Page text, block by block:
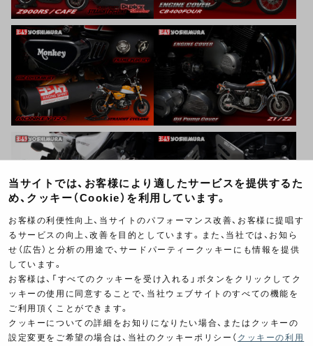
当サイトでは、お客様により適したサービスを提供するた
め、クッキー（Cookie）を利用しています。
お客様の利便性向上、当サイトのパフォーマンス改善、お客様に提唱す
るサービスの向上、改善を目的としています。また、当社では、お知ら
せ（広告）と分析の用途で、サードパーティークッキーにも情報を提供
しています。
お客様は、「すべてのクッキーを受け入れる」ボタンをクリックしてク
ッキーの使用に同意することで、当社ウェブサイトのすべての機能を
ご利用頂くことができます。
クッキーについての詳細をお知りになりたい場合、またはクッキーの
設定変更をご希望の場合は、当社のクッキーポリシー（ クッキーの利用